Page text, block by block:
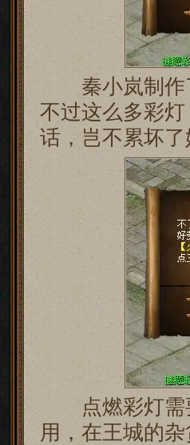
秦小岚制作
不过这么多彩
话，岂不累坏
点燃彩灯需
用，在王城的